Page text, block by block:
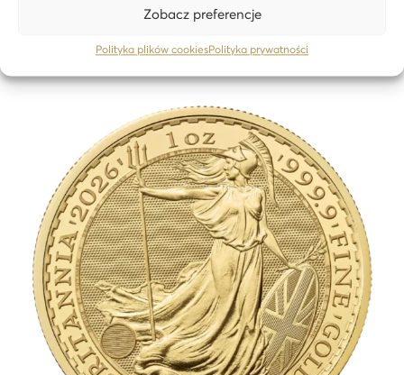
Zobacz preferencje
Polityka plików cookiesPolityka prywatności
In den Warenkorb